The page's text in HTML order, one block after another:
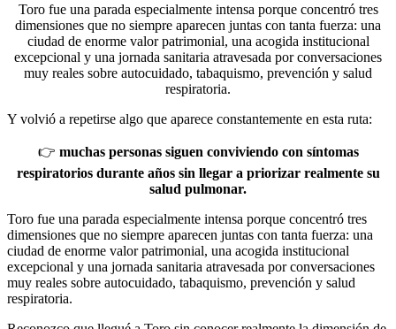
Toro fue una parada especialmente intensa porque concentró tres
dimensiones que no siempre aparecen juntas con tanta fuerza: una
ciudad de enorme valor patrimonial, una acogida institucional
excepcional y una jornada sanitaria atravesada por conversaciones
muy reales sobre autocuidado, tabaquismo, prevención y salud
respiratoria.
Y volvió a repetirse algo que aparece constantemente en esta ruta:
👉 muchas personas siguen conviviendo con síntomas
respiratorios durante años sin llegar a priorizar realmente su
salud pulmonar.
Toro fue una parada especialmente intensa porque concentró tres
dimensiones que no siempre aparecen juntas con tanta fuerza: una
ciudad de enorme valor patrimonial, una acogida institucional
excepcional y una jornada sanitaria atravesada por conversaciones
muy reales sobre autocuidado, tabaquismo, prevención y salud
respiratoria.